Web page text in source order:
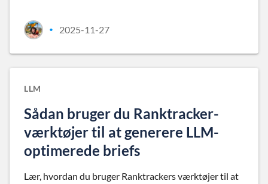
• 2025-11-27
LLM
Sådan bruger du Ranktracker-
værktøjer til at generere LLM-
optimerede briefs
Lær, hvordan du bruger Ranktrackers værktøjer til at